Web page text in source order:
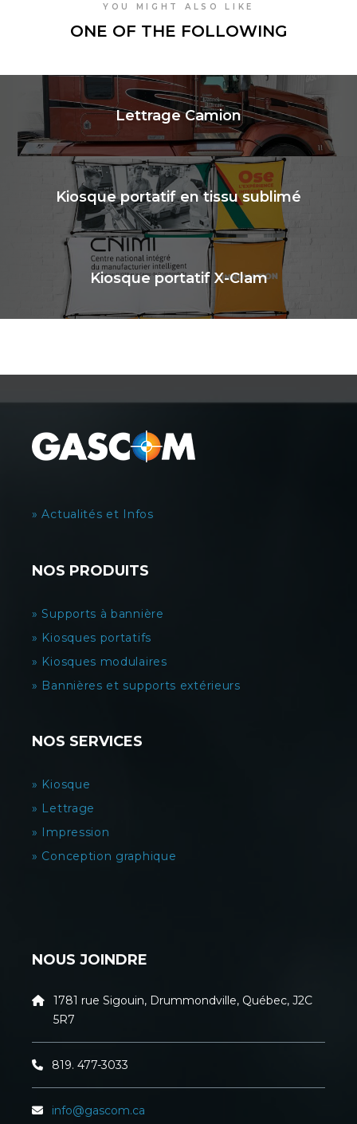
YOU MIGHT ALSO LIKE
ONE OF THE FOLLOWING
Lettrage Camion
Kiosque portatif en tissu sublimé
Kiosque portatif X-Clam
» Actualités et Infos
NOS PRODUITS
» Supports à bannière
» Kiosques portatifs
» Kiosques modulaires
» Bannières et supports extérieurs
NOS SERVICES
» Kiosque
» Lettrage
» Impression
» Conception graphique
NOUS JOINDRE
1781 rue Sigouin, Drummondville, Québec, J2C
5R7
819. 477-3033
info@gascom.ca